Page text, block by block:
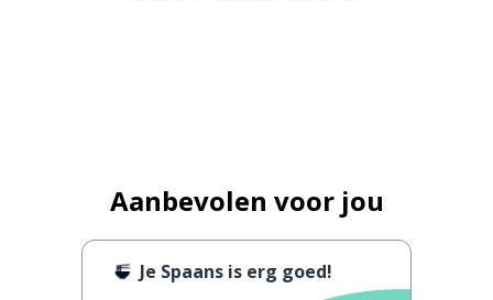
Aanbevolen voor jou
Je Spaans is erg goed!